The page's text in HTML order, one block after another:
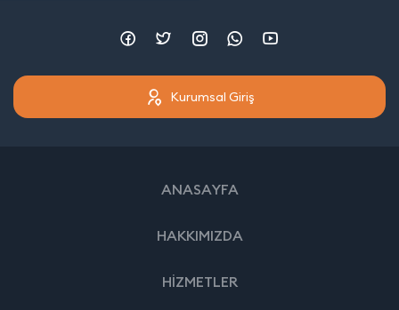
Kurumsal Giriş
ANASAYFA
HAKKIMIZDA
HİZMETLER